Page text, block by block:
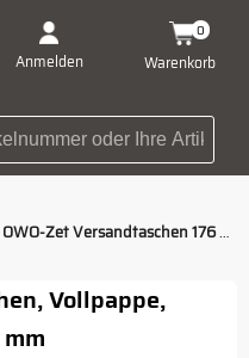
Anmelden Warenkorb
0
Suchbegriff oder
OWO-Zet Versandtaschen 176 x 250 mm
Vollpappe,